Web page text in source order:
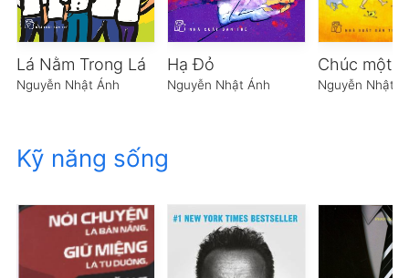
Lá Nằm Trong Lá
Nguyễn Nhật Ánh
Hạ Đỏ
Nguyễn Nhật Ánh Nguyễn Nhật
Kỹ năng sống